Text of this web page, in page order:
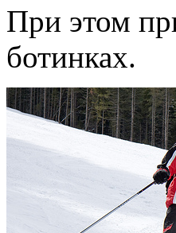
При этом
ботинках.